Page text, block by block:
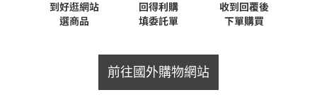
前往國外購物網站